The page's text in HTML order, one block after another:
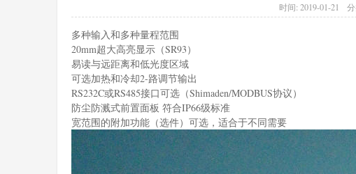
时间: 2019-01-21
多种输入和多种量程范围
20mm超大高亮显示（SR93）
易读与远距离和低光度区域
可选加热和冷却2-路调节输出
RS232C或RS485接口可选（Shimaden/MODBUS协议）
防尘防溅式前置面板 符合IP66级标准
宽范围的附加功能（选件）可选，适合于不同需要